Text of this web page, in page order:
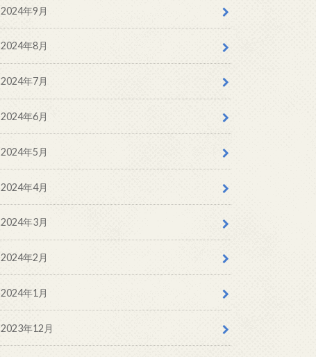
2024年9月
2024年8月
2024年7月
2024年6月
2024年5月
2024年4月
2024年3月
2024年2月
2024年1月
2023年12月